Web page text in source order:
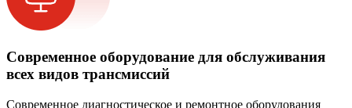
Современное оборудование для обслуживания
всех видов трансмиссий
Современное диагностическое и ремонтное оборудования